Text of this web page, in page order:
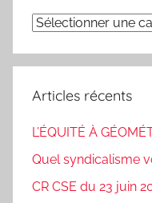
Catégories
Articles récents
L’ÉQUITÉ À
Quel syndicalisme
CR CSE du 23 juin